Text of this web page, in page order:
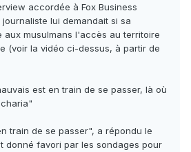
accordée à Fox Business
lui demandait si sa
aux musulmans l'accès au territoire
(voir la vidéo ci-dessus, à partir de
est en train de se passer, là où
train de se passer", a répondu le
donné favori par les sondages pour